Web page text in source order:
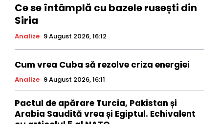
Ce se întâmplă cu bazele rusești din
Siria
Analize 9 August 2026, 16:12
Cum vrea Cuba să rezolve criza energiei
Analize 9 August 2026, 16:11
Pactul de apărare Turcia, Pakistan și
Arabia Saudită vrea și Egiptul. Echivalent